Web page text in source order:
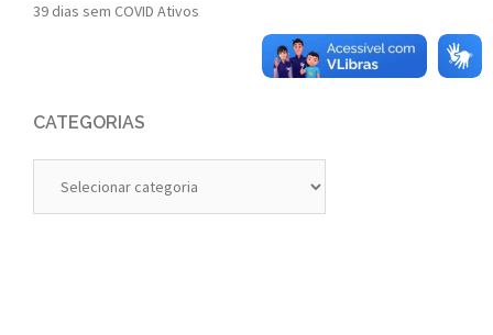
39 dias sem COVID Ativos
CATEGORIAS